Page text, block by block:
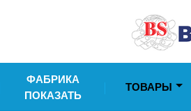
ФАБРИКА
ПОКАЗАТЬ
ТОВАРЫ